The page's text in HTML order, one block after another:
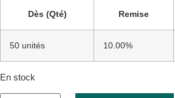
Dès (Qté) Remise
50 unités 10.00%
En stock